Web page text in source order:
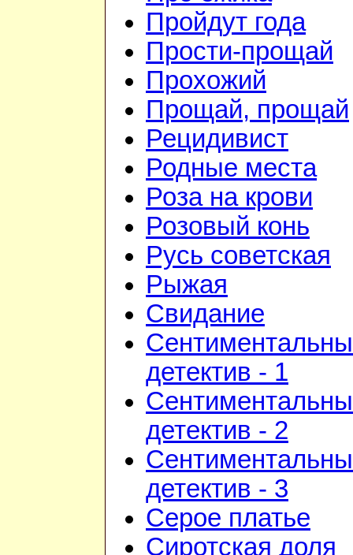
Пройдут года
Прости-прощай
Прохожий
Прощай, прощай
Рецидивист
Родные места
Роза на крови
Розовый конь
Русь советская
Рыжая
Свидание
детектив - 1
детектив - 2
детектив - 3
Серое платье
Сиротская доля